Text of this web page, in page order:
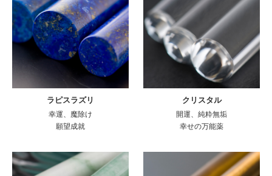
ラピスラズリ
幸運、魔除け
願望成就
クリスタル
開運、純粋無垢
幸せの万能薬